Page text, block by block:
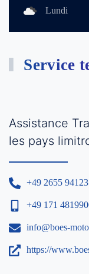
Lundi
Service
Assistance
les pays
+49 2655
+49 171
info@boes-
https://